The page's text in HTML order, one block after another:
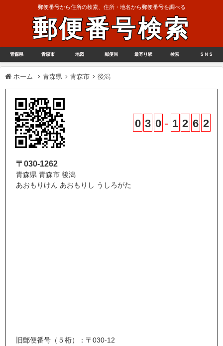
郵便番号から住所の検索、住所・地名から郵便番号を調べる
郵便番号検索
青森県 青森市 地図 郵便局 最寄り駅 検索 ＳＮＳ
ホーム 青森県 青森市 後潟
0 3 0 - 1 2 6 2
〒030-1262
青森県 青森市 後潟
あおもりけん あおもりし うしろがた
旧郵便番号（５桁）：〒030-12